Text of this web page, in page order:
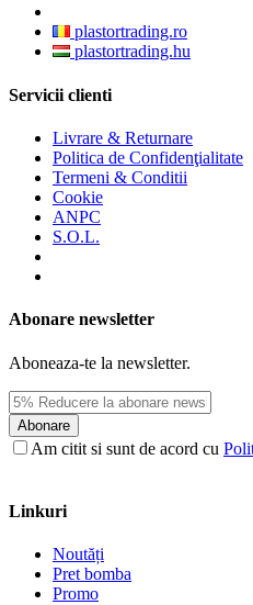
plastortrading.ro
plastortrading.hu
Servicii clienti
Livrare & Returnare
Politica de Confidenţialitate
Termeni & Conditii
Cookie
ANPC
S.O.L.
Abonare newsletter
Aboneaza-te la newsletter.
Abonare
Am citit si sunt de acord cu
Linkuri
Noutăți
Pret bomba
Promo